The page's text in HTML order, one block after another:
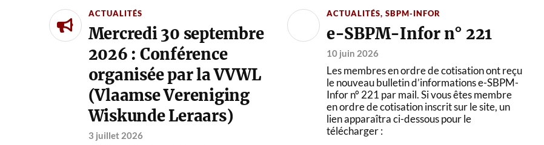
ACTUALITÉS
Mercredi 30 septembre
2026 : Conférence
organisée par la VVWL
(Vlaamse Vereniging
Wiskunde Leraars)
3 juillet 2026
ACTUALITÉS, SBPM-INFOR
e-SBPM-Infor n° 221
10 juin 2026
Les membres en ordre de cotisation ont reçu
le nouveau bulletin d’informations e-SBPM-
Infor n° 221 par mail. Si vous êtes membre
en ordre de cotisation inscrit sur le site, un
lien apparaîtra ci-dessous pour le
télécharger :